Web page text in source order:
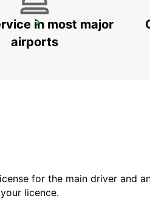
in most major
airports
for the main driver and
licence.